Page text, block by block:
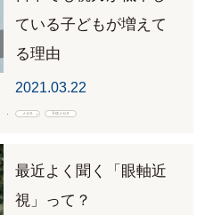
ている子どもが増えて
る理由
2021.03.22
メガネ 子供メガネ
最近よく聞く「眼軸近
視」って？